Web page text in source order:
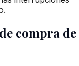
compra de